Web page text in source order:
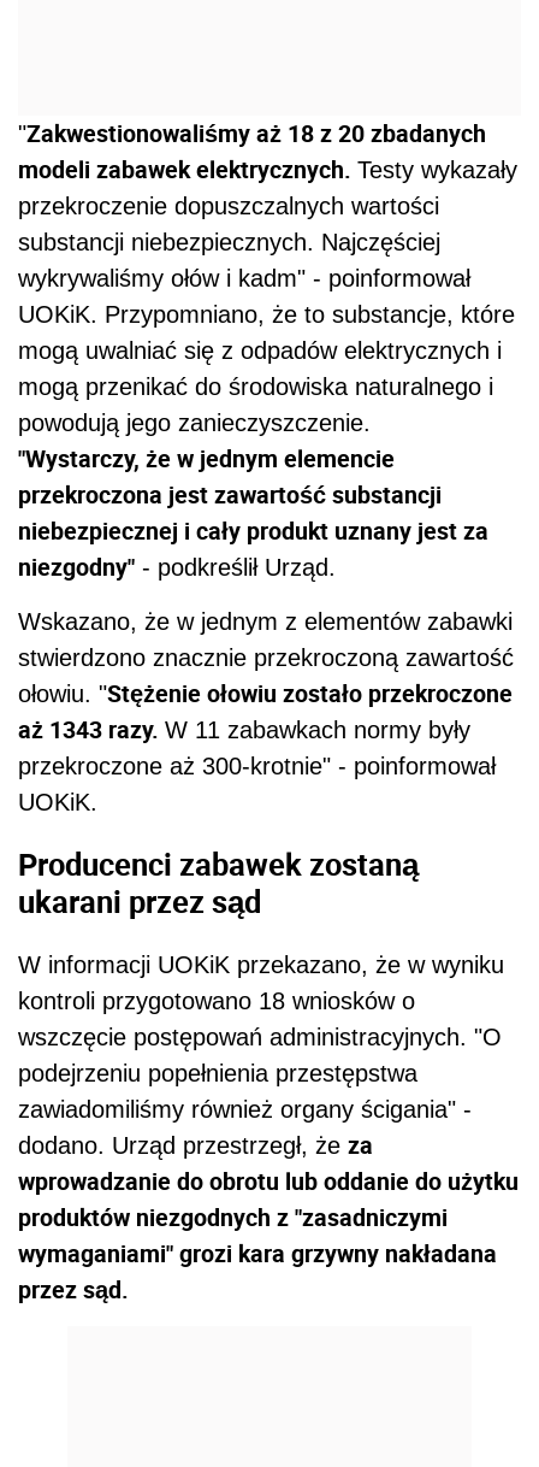
"Zakwestionowaliśmy aż 18 z 20 zbadanych
modeli zabawek elektrycznych. Testy wykazały
przekroczenie dopuszczalnych wartości
substancji niebezpiecznych. Najczęściej
wykrywaliśmy ołów i kadm" - poinformował
UOKiK. Przypomniano, że to substancje, które
mogą uwalniać się z odpadów elektrycznych i
mogą przenikać do środowiska naturalnego i
powodują jego zanieczyszczenie.
"Wystarczy, że w jednym elemencie
przekroczona jest zawartość substancji
niebezpiecznej i cały produkt uznany jest za
niezgodny" - podkreślił Urząd.
Wskazano, że w jednym z elementów zabawki
stwierdzono znacznie przekroczoną zawartość
ołowiu. "Stężenie ołowiu zostało przekroczone
aż 1343 razy. W 11 zabawkach normy były
przekroczone aż 300-krotnie" - poinformował
UOKiK.
Producenci zabawek zostaną
ukarani przez sąd
W informacji UOKiK przekazano, że w wyniku
kontroli przygotowano 18 wniosków o
wszczęcie postępowań administracyjnych. "O
podejrzeniu popełnienia przestępstwa
zawiadomiliśmy również organy ścigania" -
dodano. Urząd przestrzegł, że za
wprowadzanie do obrotu lub oddanie do użytku
produktów niezgodnych z "zasadniczymi
wymaganiami" grozi kara grzywny nakładana
przez sąd.